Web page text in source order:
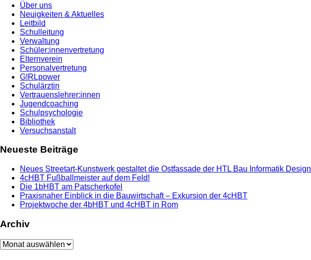
Über uns
Neuigkeiten & Aktuelles
Leitbild
Schulleitung
Verwaltung
Schüler:innenvertretung
Elternverein
Personalvertretung
G!RLpower
Schulärztin
Vertrauenslehrer:innen
Jugendcoaching
Schulpsychologie
Bibliothek
Versuchsanstalt
Neueste Beiträge
Neues Streetart-Kunstwerk gestaltet die Ostfassade der HTL Bau Informatik Design
4cHBT Fußballmeister auf dem Feld!
Die 1bHBT am Patscherkofel
Praxisnaher Einblick in die Bauwirtschaft – Exkursion der 4cHBT
Projektwoche der 4bHBT und 4cHBT in Rom
Archiv
Archiv